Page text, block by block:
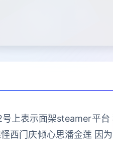
上表示面架steamer平台
西门庆倾心思潘金莲 因